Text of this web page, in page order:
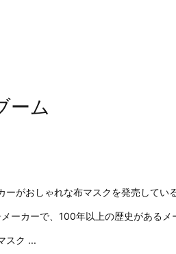
ーム
がおしゃれな布マスクを発売してい
ーカーで、100年以上の歴史があるメ
スク ...